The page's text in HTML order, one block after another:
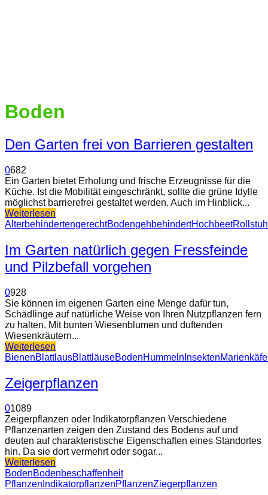
Boden
Den Garten frei von Barrieren gestalten
0682
Ein Garten bietet Erholung und frische Erzeugnisse für die
Küche. Ist die Mobilität eingeschränkt, sollte die grüne Idylle
möglichst barrierefrei gestaltet werden. Auch im Hinblick...
Weiterlesen
AlterbehindertengerechtBodengehbehindertHochbeet
Im Garten natürlich gegen Fressfeinde
und Pilzbefall vorgehen
0928
Sie können im eigenen Garten eine Menge dafür tun,
Schädlinge auf natürliche Weise von Ihren Nutzpflanzen fern
zu halten. Mit bunten Wiesenblumen und duftenden
Wiesenkräutern...
Weiterlesen
BienenBlattlausBlattläuseBodenHummeln Insekten
Zeigerpflanzen
01089
Zeigerpflanzen oder Indikatorpflanzen Verschiedene
Pflanzenarten zeigen den Zustand des Bodens auf und
deuten auf charakteristische Eigenschaften eines Standortes
hin. Da sie dort vermehrt oder sogar...
Weiterlesen
BodenBodenbeschaffenheit
Pflanzen IndikatorpflanzenPflanzenZiegerpflanzen